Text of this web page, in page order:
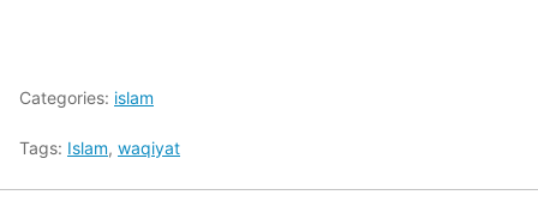
Categories: islam
Tags: Islam, waqiyat